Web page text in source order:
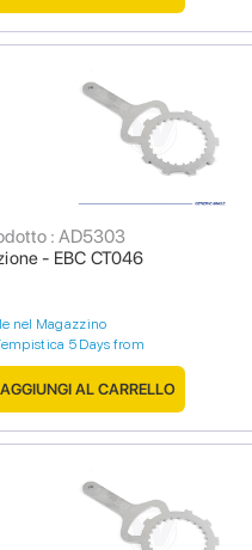
- EBC CT046
: AD5303
nel Magazzino
5 Days from
AGGIUNGI AL CARRELLO